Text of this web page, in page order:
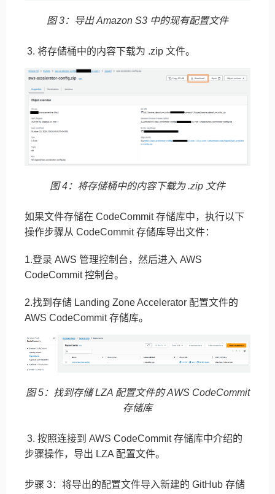
图 3：导出 Amazon S3 中的现有配置文件
3. 将存储桶中的内容下载为 .zip 文件。
图 4：将存储桶中的内容下载为 .zip 文件
如果文件存储在 CodeCommit 存储库中，执行以下
操作步骤从 CodeCommit 存储库导出文件：
1.登录 AWS 管理控制台，然后进入 AWS
CodeCommit 控制台。
2.找到存储 Landing Zone Accelerator 配置文件的
AWS CodeCommit 存储库。
图 5：找到存储 LZA 配置文件的 AWS CodeCommit
存储库
3. 按照连接到 AWS CodeCommit 存储库中介绍的
步骤操作，导出 LZA 配置文件。
步骤 3：将导出的配置文件导入新建的 GitHub 存储